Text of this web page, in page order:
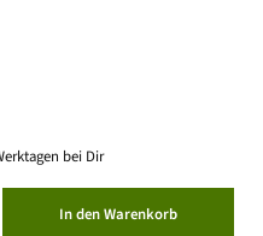
bei Dir
In den Warenkorb